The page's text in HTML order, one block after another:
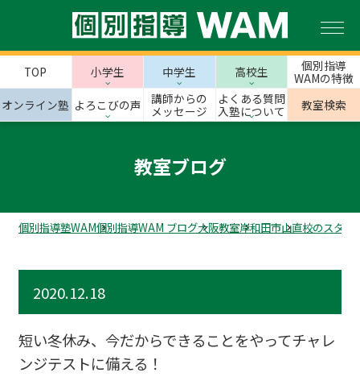
TOP 小学生 中学生 高校生
個別指導
WAMの特徴
オンライン塾 よろこびの声
講師からの
メッセージ
よくある質問
入塾について
教室検索
教室ブログ
個別指導塾WAM個別指導WAM ブログ大阪教室岸和田市山直校のスタッ
2020.12.18
短い冬休み、今だからできることをやってチャレ
ンジテストに備える！